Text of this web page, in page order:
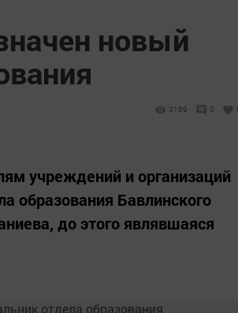
новый
3169 0
учреждений и организаций
образования Бавлинского
до этого являвшаяся